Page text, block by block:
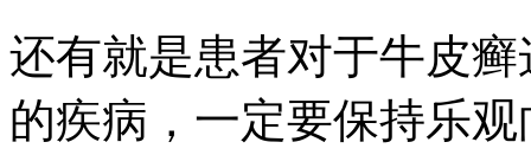
还有就是患者对于牛皮
的疾病，一定要保持乐